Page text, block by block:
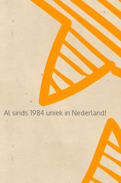
Al sinds 1984 uniek in Nederland!